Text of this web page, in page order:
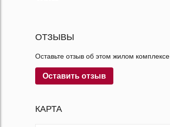
ОТЗЫВЫ
Оставьте отзыв об этом жилом комплексе
Оставить отзыв
КАРТА